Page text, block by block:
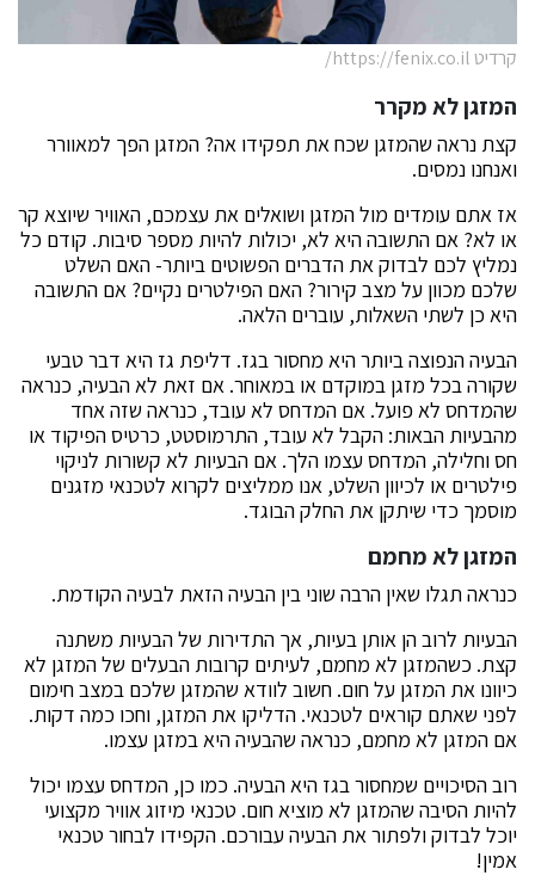
קרדיט https://fenix.co.il/
המזגן לא מקרר
קצת נראה שהמזגן שכח את תפקידו אה? המזגן הפך למאוורר
ואנחנו נמסים.
אז אתם עומדים מול המזגן ושואלים את עצמכם, האוויר שיוצא קר
או לא? אם התשובה היא לא, יכולות להיות מספר סיבות. קודם כל
נמליץ לכם לבדוק את הדברים הפשוטים ביותר- האם השלט
שלכם מכוון על מצב קירור? האם הפילטרים נקיים? אם התשובה
היא כן לשתי השאלות, עוברים הלאה.
הבעיה הנפוצה ביותר היא מחסור בגז. דליפת גז היא דבר טבעי
שקורה בכל מזגן במוקדם או במאוחר. אם זאת לא הבעיה, כנראה
שהמדחס לא פועל. אם המדחס לא עובד, כנראה שזה אחד
מהבעיות הבאות: הקבל לא עובד, התרמוסטט, כרטיס הפיקוד או
חס וחלילה, המדחס עצמו הלך. אם הבעיות לא קשורות לניקוי
פילטרים או לכיוון השלט, אנו ממליצים לקרוא לטכנאי מזגנים
מוסמך כדי שיתקן את החלק הבוגד.
המזגן לא מחמם
כנראה תגלו שאין הרבה שוני בין הבעיה הזאת לבעיה הקודמת.
הבעיות לרוב הן אותן בעיות, אך התדירות של הבעיות משתנה
קצת. כשהמזגן לא מחמם, לעיתים קרובות הבעלים של המזגן לא
כיוונו את המזגן על חום. חשוב לוודא שהמזגן שלכם במצב חימום
לפני שאתם קוראים לטכנאי. הדליקו את המזגן, וחכו כמה דקות.
אם המזגן לא מחמם, כנראה שהבעיה היא במזגן עצמו.
רוב הסיכויים שמחסור בגז היא הבעיה. כמו כן, המדחס עצמו יכול
להיות הסיבה שהמזגן לא מוציא חום. טכנאי מיזוג אוויר מקצועי
יוכל לבדוק ולפתור את הבעיה עבורכם. הקפידו לבחור טכנאי
אמין!